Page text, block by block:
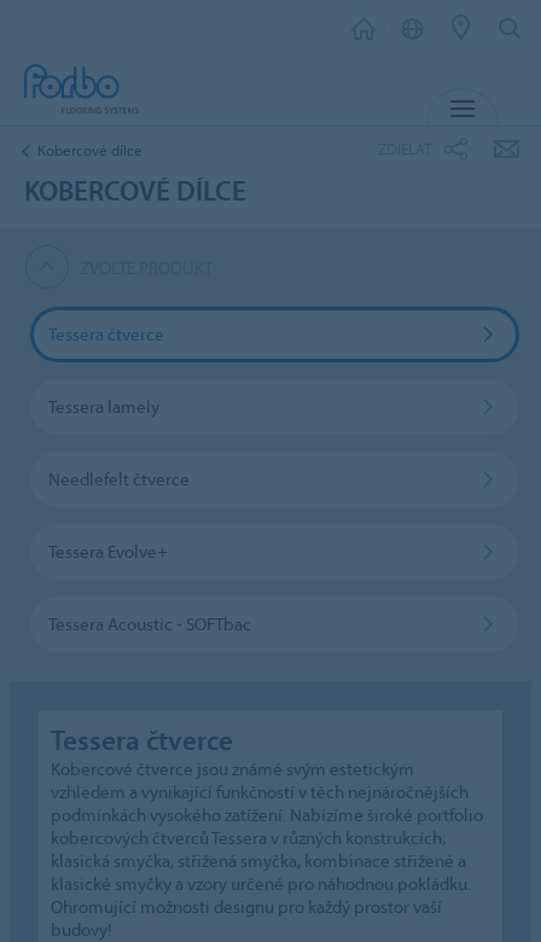
Kobercové dílce
KOBERCOVÉ DÍLCE
Tessera čtverce
Tessera lamely
Needlefelt čtverce
Tessera Evolve+
Tessera Acoustic - SOFTbac
Tessera čtverce
Kobercové čtverce jsou známé svým estetickým
vzhledem a vynikající funkčností v těch nejnáročnějších
podmínkách vysokého zatížení. Nabízíme široké portfolio
kobercových čtverců Tessera v různých konstrukcích;
klasická smyčka, střižená smyčka, kombinace střižené a
klasické smyčky a vzory určené pro náhodnou pokládku.
Ohromující možnosti designu pro každý prostor vaší
budovy!